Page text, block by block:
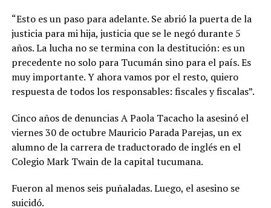
“Esto es un paso para adelante. Se abrió la puerta de la
justicia para mi hija, justicia que se le negó durante 5
años. La lucha no se termina con la destitución: es un
precedente no solo para Tucumán sino para el país. Es
muy importante. Y ahora vamos por el resto, quiero
respuesta de todos los responsables: fiscales y fiscalas”.
Cinco años de denuncias A Paola Tacacho la asesinó el
viernes 30 de octubre Mauricio Parada Parejas, un ex
alumno de la carrera de traductorado de inglés en el
Colegio Mark Twain de la capital tucumana.
Fueron al menos seis puñaladas. Luego, el asesino se
suicidó.